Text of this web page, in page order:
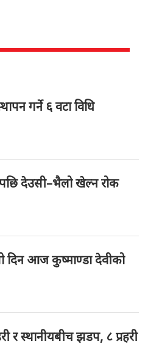
गर्ने ६ वटा विधि
देउसी–भैलो खेल्न रोक
दिन आज कुष्माण्डा देवीको
र स्थानीयबीच झडप, ८ प्रहरी